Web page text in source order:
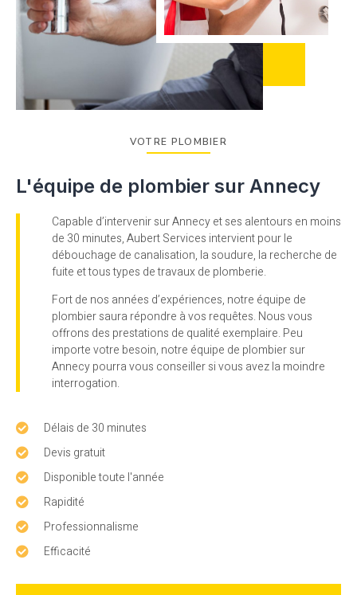
VOTRE PLOMBIER
L'équipe de plombier sur Annecy
Capable d’intervenir sur Annecy et ses alentours en moins
de 30 minutes, Aubert Services intervient pour le
débouchage de canalisation, la soudure, la recherche de
fuite et tous types de travaux de plomberie.
Fort de nos années d’expériences, notre équipe de
plombier saura répondre à vos requêtes. Nous vous
offrons des prestations de qualité exemplaire. Peu
importe votre besoin, notre équipe de plombier sur
Annecy pourra vous conseiller si vous avez la moindre
interrogation.
Délais de 30 minutes
Devis gratuit
Disponible toute l'année
Rapidité
Professionnalisme
Efficacité